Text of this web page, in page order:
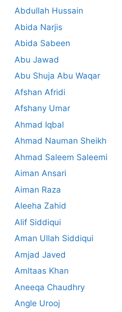
Abdullah Hussain
Abida Narjis
Abida Sabeen
Abu Jawad
Abu Shuja Abu Waqar
Afshan Afridi
Afshany Umar
Ahmad Iqbal
Ahmad Nauman Sheikh
Ahmad Saleem Saleemi
Aiman Ansari
Aiman Raza
Aleeha Zahid
Alif Siddiqui
Aman Ullah Siddiqui
Amjad Javed
Amltaas Khan
Aneeqa Chaudhry
Angle Urooj